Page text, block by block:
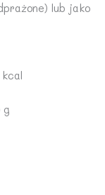
lub jako
g